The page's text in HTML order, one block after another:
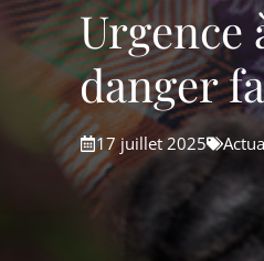
Urgence
danger
17 juillet 2025